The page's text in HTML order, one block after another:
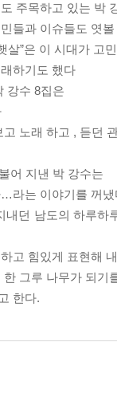
주목하고 있는 박
들과 이슈들도 엿
살”은 이 시대가 고
하기도 했다
강수 8집은
노래 하고 , 듣던
어 지낸 박 강수는
라는 이야기를 꺼냈
던 남도의 하루하
고 힘있게 표현해
그루 나무가 되기
한다.